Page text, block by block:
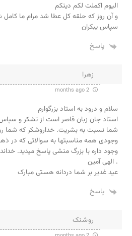
الیوم اکملت لکم دینکم
و آن روز که حلقه کل عطا شد مرام ما
سپاس یبکران
پاسخ
زهرا
سلام و درود به استاد بزرگوارم
استاد جان زبان قاصر است از تشکر و
شما نسبت به بشریت. خداروشکر که شما رو
وجودی همه مناسبتها به سوالاتی که در
وجود داره با بزرگ منشی پاسخ میدید.
. الهی آمین
عید غدیر بر شما دردانه هستی مبارک
پاسخ
روشنک